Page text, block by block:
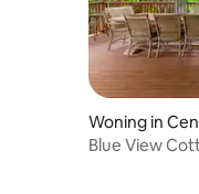
Woning in
Blue View